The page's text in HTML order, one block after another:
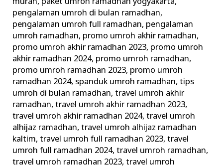
pengalaman umroh di bulan ramadhan,
pengalaman umroh full ramadhan, pengalaman
umroh ramadhan, promo umroh akhir ramadhan,
promo umroh akhir ramadhan 2023, promo umroh
akhir ramadhan 2024, promo umroh ramadhan,
promo umroh ramadhan 2023, promo umroh
ramadhan 2024, spanduk umroh ramadhan,tips
umroh di bulan ramadhan,travel umroh akhir
ramadhan,travel umroh akhir ramadhan 2023,
travel umroh akhir ramadhan 2024,travel umroh
alhijaz ramadhan,travel umroh alhijaz ramadhan
kaltim,travel umroh full ramadhan 2023,travel
umroh full ramadhan 2024,travel umroh ramadhan,
travel umroh ramadhan 2023,travel umroh